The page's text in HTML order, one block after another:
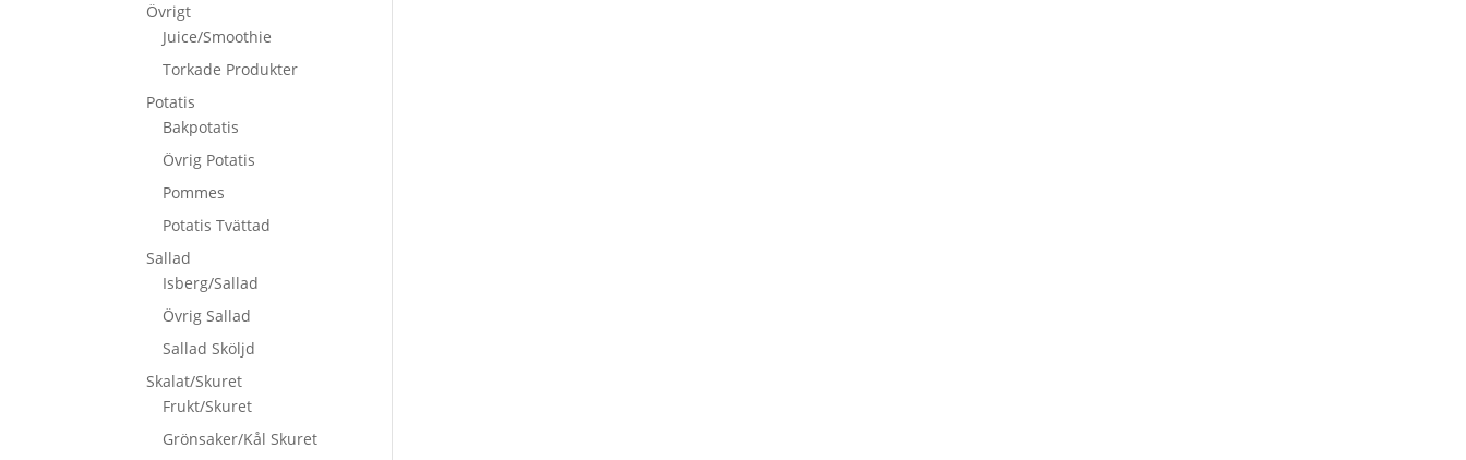
Övrigt
Juice/Smoothie
Torkade Produkter
Potatis
Bakpotatis
Övrig Potatis
Pommes
Potatis Tvättad
Sallad
Isberg/Sallad
Övrig Sallad
Sallad Sköljd
Skalat/Skuret
Frukt/Skuret
Grönsaker/Kål Skuret